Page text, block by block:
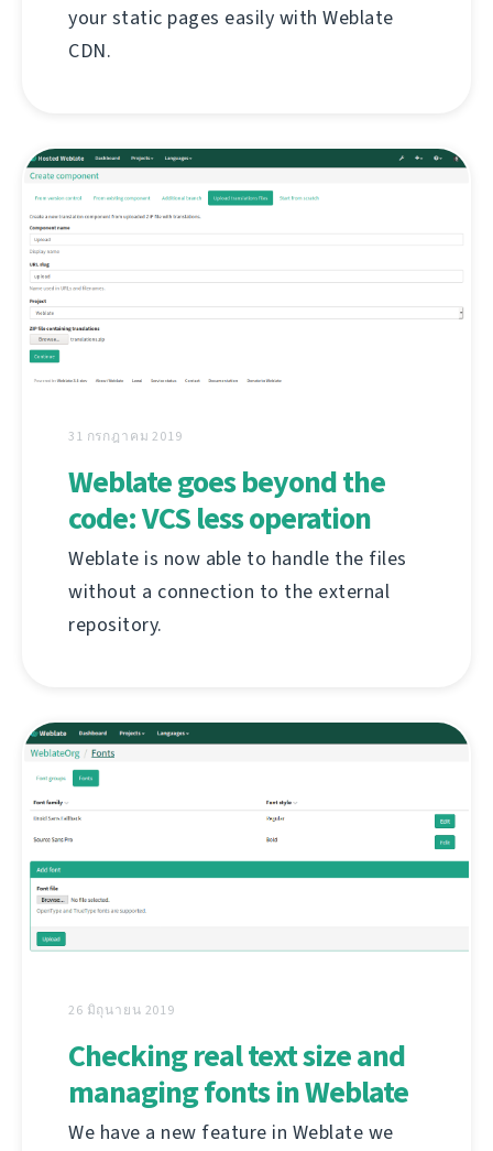
your static pages easily with Weblate
CDN.
31 กรกฎาคม 2019
Weblate goes beyond the
code: VCS less operation
Weblate is now able to handle the files
without a connection to the external
repository.
26 มิถุนายน 2019
Checking real text size and
managing fonts in Weblate
We have a new feature in Weblate we